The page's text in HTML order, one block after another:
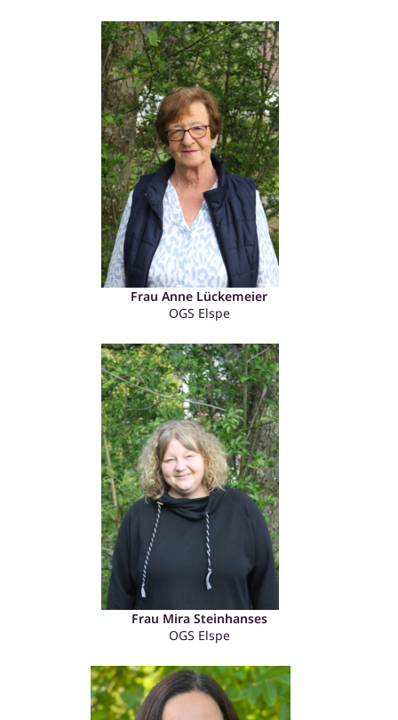
Frau Anne Lückemeier
OGS Elspe
Frau Mira Steinhanses
OGS Elspe